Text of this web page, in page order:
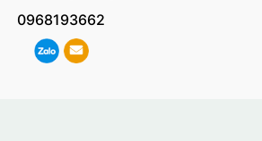
0968193662